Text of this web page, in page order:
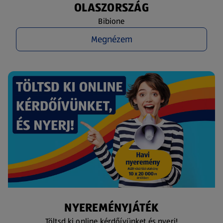
OLASZORSZÁG
Bibione
Megnézem
NYEREMÉNYJÁTÉK